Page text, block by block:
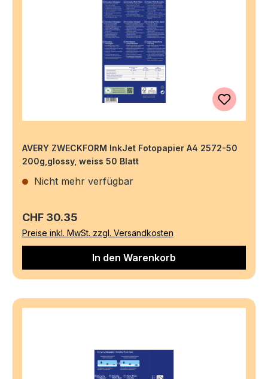
AVERY ZWECKFORM InkJet Fotopapier A4 2572-50
200g,glossy, weiss 50 Blatt
Nicht mehr verfügbar
Regulärer Preis:
CHF 30.35
Preise inkl. MwSt. zzgl. Versandkosten
In den Warenkorb